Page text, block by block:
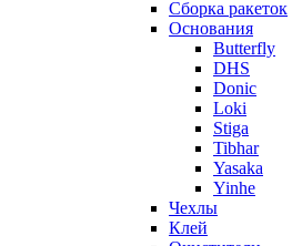
Сборка ракеток
Основания
Butterfly
DHS
Donic
Loki
Stiga
Tibhar
Yasaka
Yinhe
Чехлы
Клей